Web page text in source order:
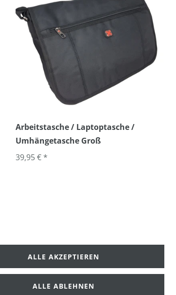
Arbeitstasche / Laptoptasche /
Umhängetasche Groß
39,95 € *
AGB
ALLE AKZEPTIEREN
ALLE ABLEHNEN